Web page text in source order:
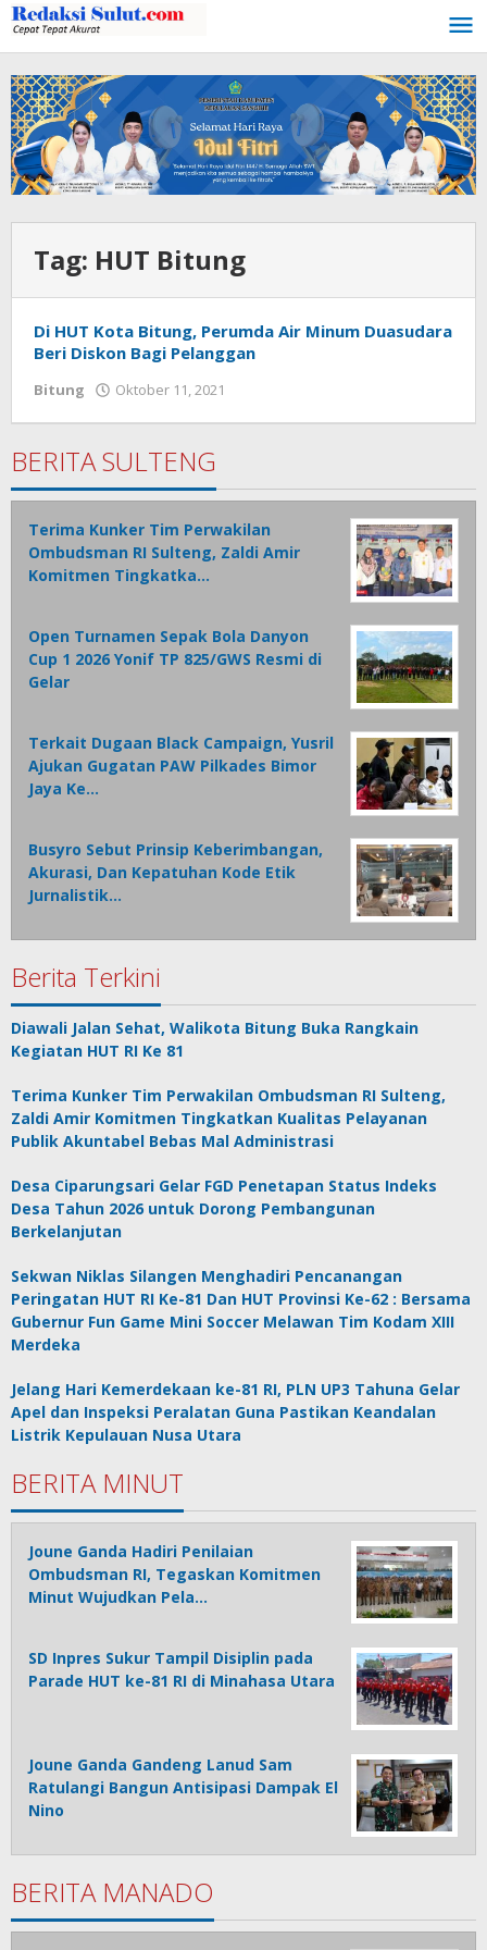
Lewati
ke
konten
Tag: HUT Bitung
Di HUT Kota Bitung, Perumda Air Minum Duasudara
Beri Diskon Bagi Pelanggan
Bitung Oktober 11, 2021
BERITA SULTENG
Terima Kunker Tim Perwakilan
Ombudsman RI Sulteng, Zaldi Amir
Komitmen Tingkatka…
Open Turnamen Sepak Bola Danyon
Cup 1 2026 Yonif TP 825/GWS Resmi di
Gelar
Terkait Dugaan Black Campaign, Yusril
Ajukan Gugatan PAW Pilkades Bimor
Jaya Ke…
Busyro Sebut Prinsip Keberimbangan,
Akurasi, Dan Kepatuhan Kode Etik
Jurnalistik…
Berita Terkini
Diawali Jalan Sehat, Walikota Bitung Buka Rangkain
Kegiatan HUT RI Ke 81
Terima Kunker Tim Perwakilan Ombudsman RI Sulteng,
Zaldi Amir Komitmen Tingkatkan Kualitas Pelayanan
Publik Akuntabel Bebas Mal Administrasi
Desa Ciparungsari Gelar FGD Penetapan Status Indeks
Desa Tahun 2026 untuk Dorong Pembangunan
Berkelanjutan
Sekwan Niklas Silangen Menghadiri Pencanangan
Peringatan HUT RI Ke-81 Dan HUT Provinsi Ke-62 : Bersama
Gubernur Fun Game Mini Soccer Melawan Tim Kodam XIII
Merdeka
Jelang Hari Kemerdekaan ke-81 RI, PLN UP3 Tahuna Gelar
Apel dan Inspeksi Peralatan Guna Pastikan Keandalan
Listrik Kepulauan Nusa Utara
BERITA MINUT
Joune Ganda Hadiri Penilaian
Ombudsman RI, Tegaskan Komitmen
Minut Wujudkan Pela…
SD Inpres Sukur Tampil Disiplin pada
Parade HUT ke-81 RI di Minahasa Utara
Joune Ganda Gandeng Lanud Sam
Ratulangi Bangun Antisipasi Dampak El
Nino
BERITA MANADO